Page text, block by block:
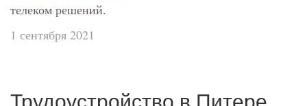
телеком решений.
1 сентября 2021